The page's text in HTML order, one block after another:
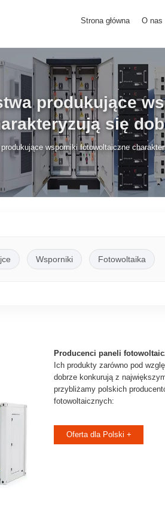
Strona główna O nas
produkujące
się
wsporniki fotowoltaiczne
Wsporniki Fotowoltaika
Producenci paneli
Ich produkty zarówno pod
dobrze konkurują z
przybliżamy polskich
fotowoltaicznych:
Oferta dla Polski +